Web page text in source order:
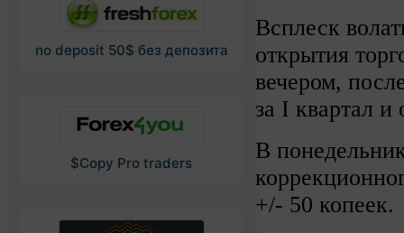
no deposit 50$ без депозита
$Copy Pro traders
Всплеск
открытия
вечером,
за I квартал и
В
+/- 50 копеек.